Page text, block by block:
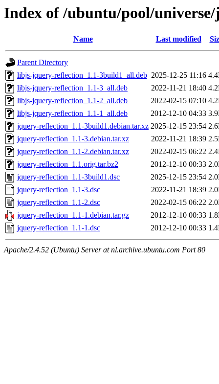
Index of /ubuntu/pool/
Name Last modified
Parent Directory
libjs-jquery-reflection_1.1-3build1_all.deb 2025-12-25 11:16
libjs-jquery-reflection_1.1-3_all.deb
2022-11-21 18:40
libjs-jquery-reflection_1.1-2_all.deb
2022-02-15 07:10
libjs-jquery-reflection_1.1-1_all.deb
2012-12-10 04:33
jquery-reflection_1.1-3build1.debian.tar.xz 2025-12-15 23:54
jquery-reflection_1.1-3.debian.tar.xz
2022-11-21 18:39
jquery-reflection_1.1-2.debian.tar.xz
2022-02-15 06:22
jquery-reflection_1.1.orig.tar.bz2
2012-12-10 00:33
jquery-reflection_1.1-3build1.dsc
2025-12-15 23:54
jquery-reflection_1.1-3.dsc
2022-11-21 18:39
jquery-reflection_1.1-2.dsc
2022-02-15 06:22
jquery-reflection_1.1-1.debian.tar.gz
2012-12-10 00:33
jquery-reflection_1.1-1.dsc
2012-12-10 00:33
Apache/2.4.52 (Ubuntu) Server at nl.archive.ubuntu.com Port 80